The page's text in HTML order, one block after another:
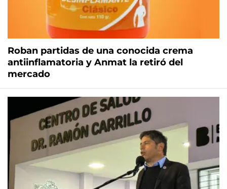
Roban partidas de una conocida crema
antiinflamatoria y Anmat la retiró del
mercado